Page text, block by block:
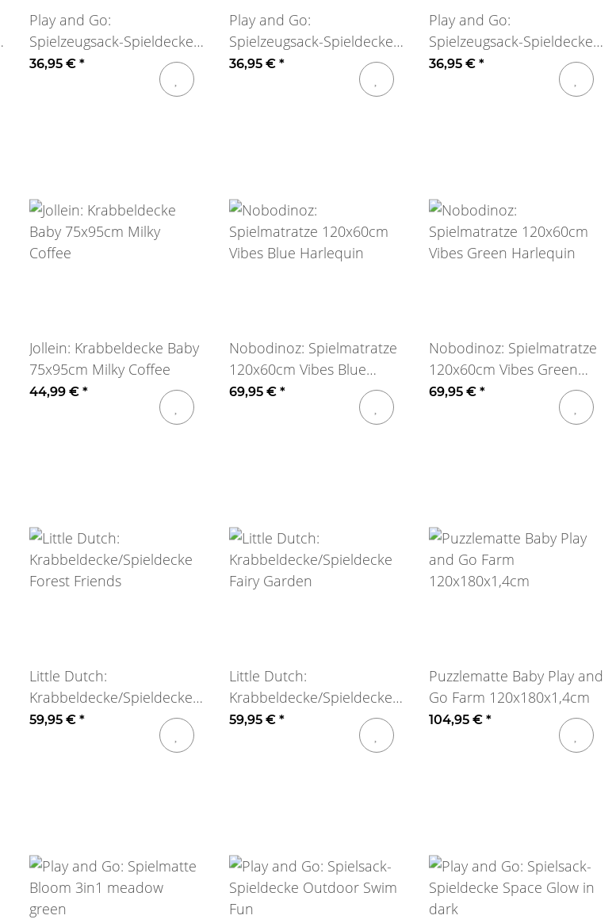
Play and Go:
Spielzeugsack-Spieldecke
2in1 Circus
36,95 € *
Play and Go:
Spielzeugsack-Spieldecke
2in1 City Map
36,95 € *
Play and Go:
Spielzeugsack-Spieldecke
2in1 Croco
36,95 € *
Jollein: Krabbeldecke Baby
75x95cm Milky Coffee
44,99 € *
Nobodinoz: Spielmatratze
120x60cm Vibes Blue
Harlequin
69,95 € *
Nobodinoz: Spielmatratze
120x60cm Vibes Green
Harlequin
69,95 € *
Little Dutch:
Krabbeldecke/Spieldecke
Forest Friends
59,95 € *
Little Dutch:
Krabbeldecke/Spieldecke
Fairy Garden
59,95 € *
Puzzlematte Baby Play and
Go Farm 120x180x1,4cm
104,95 € *